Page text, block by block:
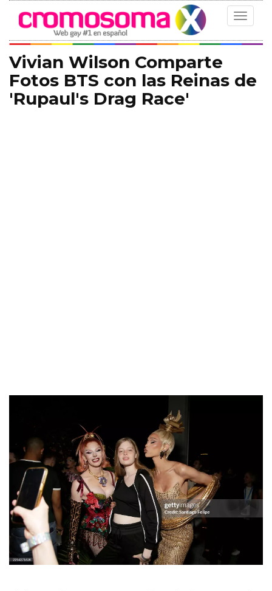
Toggle
Vivian Wilson Comparte
Fotos BTS con las Reinas de
'Rupaul's Drag Race'